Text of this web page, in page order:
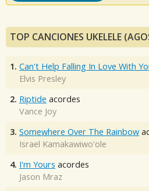
TOP CANCIONES UKELELE
1. Can't Help Falling In Love With
Elvis Presley
2. Riptide acordes
Vance Joy
3. Somewhere Over The Rainbow
Israel Kamakawiwo'ole
4. I'm Yours acordes
Jason Mraz